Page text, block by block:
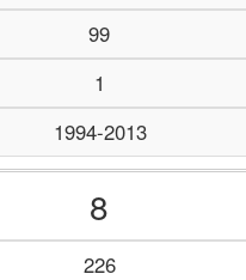
99
1
1994-2013
8
226